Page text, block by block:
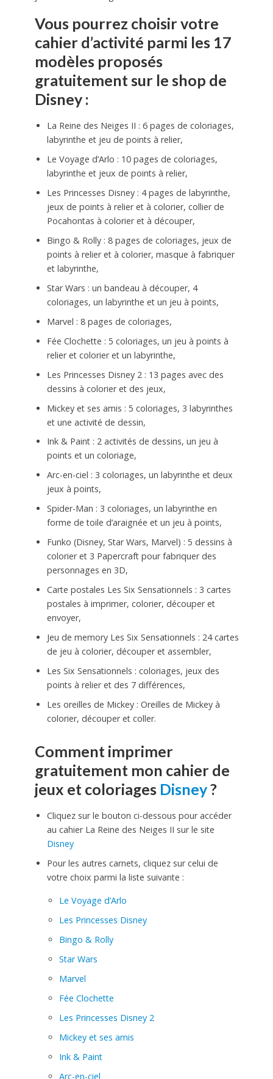
Vous pourrez choisir votre
cahier d’activité parmi les 17
modèles proposés
gratuitement sur le shop de
Disney :
La Reine des Neiges II : 6 pages de coloriages,
labyrinthe et jeu de points à relier,
Le Voyage d’Arlo : 10 pages de coloriages,
labyrinthe et jeux de points à relier,
Les Princesses Disney : 4 pages de labyrinthe,
jeux de points à relier et à colorier, collier de
Pocahontas à colorier et à découper,
Bingo & Rolly : 8 pages de coloriages, jeux de
points à relier et à colorier, masque à fabriquer
et labyrinthe,
Star Wars : un bandeau à découper, 4
coloriages, un labyrinthe et un jeu à points,
Marvel : 8 pages de coloriages,
Fée Clochette : 5 coloriages, un jeu à points à
relier et colorier et un labyrinthe,
Les Princesses Disney 2 : 13 pages avec des
dessins à colorier et des jeux,
Mickey et ses amis : 5 coloriages, 3 labyrinthes
et une activité de dessin,
Ink & Paint : 2 activités de dessins, un jeu à
points et un coloriage,
Arc-en-ciel : 3 coloriages, un labyrinthe et deux
jeux à points,
Spider-Man : 3 coloriages, un labyrinthe en
forme de toile d’araignée et un jeu à points,
Funko (Disney, Star Wars, Marvel) : 5 dessins à
colorier et 3 Papercraft pour fabriquer des
personnages en 3D,
Carte postales Les Six Sensationnels : 3 cartes
postales à imprimer, colorier, découper et
envoyer,
Jeu de memory Les Six Sensationnels : 24 cartes
de jeu à colorier, découper et assembler,
Les Six Sensationnels : coloriages, jeux des
points à relier et des 7 différences,
Les oreilles de Mickey : Oreilles de Mickey à
colorier, découper et coller.
Comment imprimer
gratuitement mon cahier de
jeux et coloriages Disney?
Cliquez sur le bouton ci-dessous pour accéder
au cahier La Reine des Neiges II sur le site
Disney
Pour les autres carnets, cliquez sur celui de
votre choix parmi la liste suivante :
Le Voyage d’Arlo
Les Princesses Disney
Bingo & Rolly
Star Wars
Marvel
Fée Clochette
Les Princesses Disney 2
Mickey et ses amis
Ink & Paint
Arc-en-ciel